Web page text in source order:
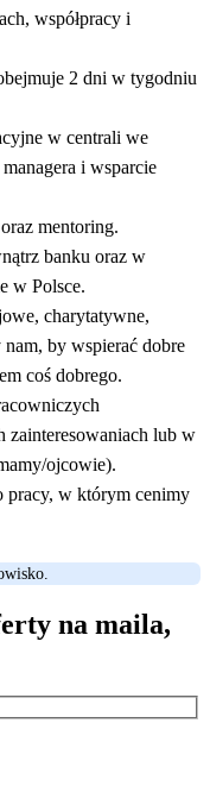
współpracy i
2 dni w tygodniu
w centrali we
i wsparcie
mentoring.
banku oraz w
w Polsce.
charytatywne,
by wspierać dobre
coś dobrego.
zainteresowaniach lub w
ojcowie).
pracy, w którym cenimy
na maila,